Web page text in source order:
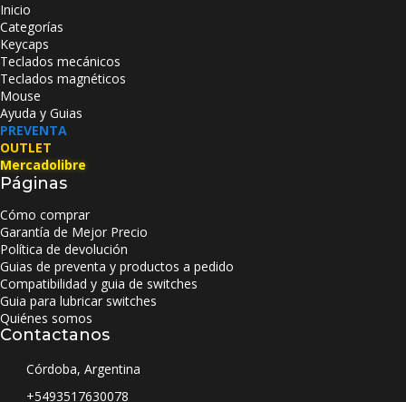
Inicio
Categorías
Keycaps
Teclados mecánicos
Teclados magnéticos
Mouse
Ayuda y Guias
PREVENTA
OUTLET
Mercadolibre
Páginas
Cómo comprar
Garantía de Mejor Precio
Política de devolución
Guias de preventa y productos a pedido
Compatibilidad y guia de switches
Guia para lubricar switches
Quiénes somos
Contactanos
Córdoba, Argentina
+5493517630078